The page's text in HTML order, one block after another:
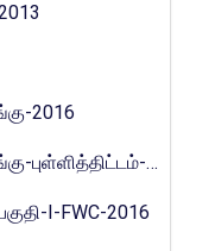
2016
புள்ளித்திட்டம்-2016
I-FWC-2016